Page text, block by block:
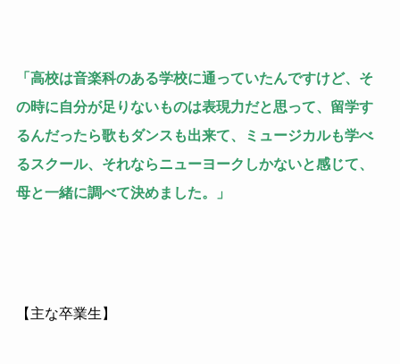
「高校は音楽科のある学校に通っていたんですけど、そ
の時に自分が足りないものは表現力だと思って、留学す
るんだったら歌もダンスも出来て、ミュージカルも学べ
るスクール、それならニューヨークしかないと感じて、
母と一緒に調べて決めました。」
【主な卒業生】